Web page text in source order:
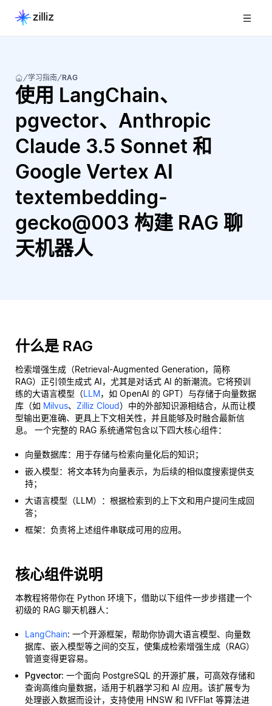
学习指南 RAG
使用 LangChain、
pgvector、Anthropic
Claude 3.5 Sonnet 和
Google Vertex AI
textembedding-
gecko@003 构建 RAG 聊
天机器人
什么是 RAG
检索增强生成（Retrieval-Augmented Generation，简称
RAG）正引领生成式 AI，尤其是对话式 AI 的新潮流。它将预训
练的大语言模型（LLM，如 OpenAI 的 GPT）与存储于向量数据
库（如 Milvus、 Zilliz Cloud）中的外部知识源相结合，从而让模
型输出更准确、更具上下文相关性，并且能够及时融合最新信
息。 一个完整的 RAG 系统通常包含以下四大核心组件：
向量数据库：用于存储与检索向量化后的知识；
嵌入模型：将文本转为向量表示，为后续的相似度搜索提供支
持；
大语言模型（LLM）：根据检索到的上下文和用户提问生成回
答；
框架：负责将上述组件串联成可用的应用。
核心组件说明
本教程将带你在 Python 环境下，借助以下组件一步步搭建一个
初级的 RAG 聊天机器人：
LangChain: 一个开源框架，帮助你协调大语言模型、向量数
据库、嵌入模型等之间的交互，使集成检索增强生成（RAG）
管道变得更容易。
Pgvector: 一个面向 PostgreSQL 的开源扩展，可高效存储和
查询高维向量数据，适用于机器学习和 AI 应用。该扩展专为
处理嵌入数据而设计，支持使用 HNSW 和 IVFFlat 等算法进